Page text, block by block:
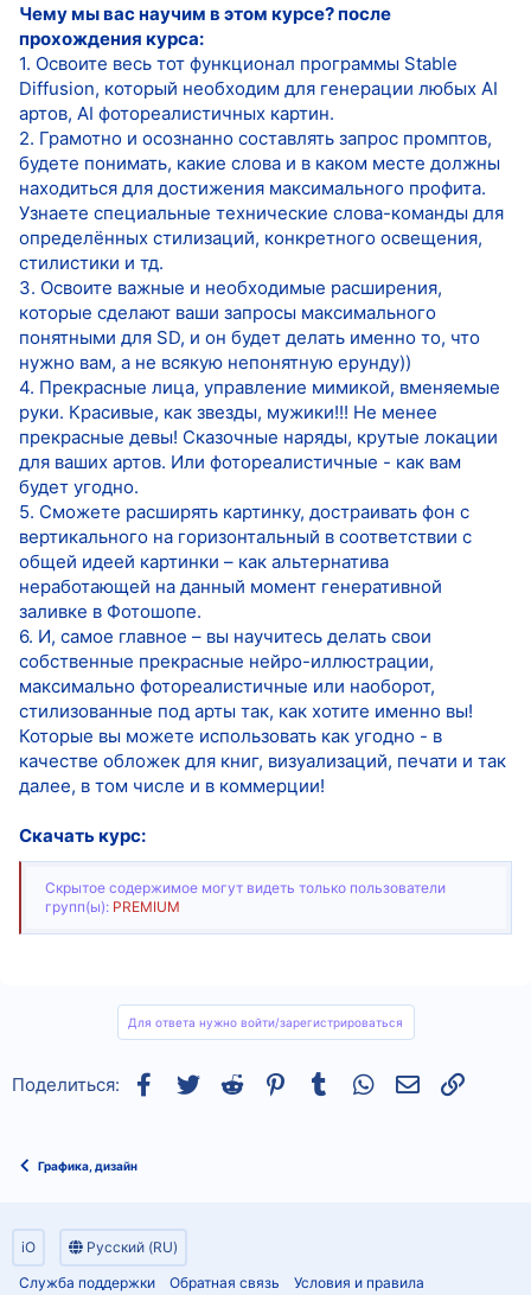
Чему мы вас научим в этом курсе? после
прохождения курса:
1. Освоите весь тот функционал программы Stable
Diffusion, который необходим для генерации любых AI
артов, AI фотореалистичных картин.
2. Грамотно и осознанно составлять запрос промптов,
будете понимать, какие слова и в каком месте должны
находиться для достижения максимального профита.
Узнаете специальные технические слова-команды для
определённых стилизаций, конкретного освещения,
стилистики и тд.
3. Освоите важные и необходимые расширения,
которые сделают ваши запросы максимального
понятными для SD, и он будет делать именно то, что
нужно вам, а не всякую непонятную ерунду))
4. Прекрасные лица, управление мимикой, вменяемые
руки. Красивые, как звезды, мужики!!! Не менее
прекрасные девы! Сказочные наряды, крутые локации
для ваших артов. Или фотореалистичные - как вам
будет угодно.
5. Сможете расширять картинку, достраивать фон с
вертикального на горизонтальный в соответствии с
общей идеей картинки – как альтернатива
неработающей на данный момент генеративной
заливке в Фотошопе.
6. И, самое главное – вы научитесь делать свои
собственные прекрасные нейро-иллюстрации,
максимально фотореалистичные или наоборот,
стилизованные под арты так, как хотите именно вы!
Которые вы можете использовать как угодно - в
качестве обложек для книг, визуализаций, печати и так
далее, в том числе и в коммерции!
Скачать курс:
Скрытое содержимое могут видеть только пользователи
групп(ы): PREMIUM
Для ответа нужно войти/зарегистрироваться
Поделиться: Facebook
TwitterReddit Pinterest
Tumblr WhatsAppСсылка
Графика, дизайн
iO
Русский (RU)
Служба поддержки
Обратная связь Условия и правила